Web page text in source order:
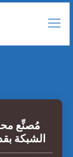
مُصنِّع
الشبكة بقدرة 20 كيلو وات